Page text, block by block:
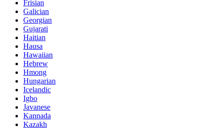
Frisian
Galician
Georgian
Gujarati
Haitian
Hausa
Hawaiian
Hebrew
Hmong
Hungarian
Icelandic
Igbo
Javanese
Kannada
Kazakh